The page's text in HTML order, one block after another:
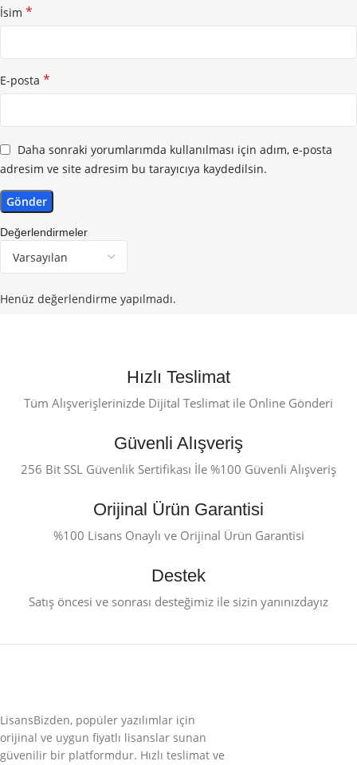
Değerlendirmeler
Henüz değerlendirme yapılmadı.
İsim *
E-posta *
Daha sonraki yorumlarımda kullanılması için adım, e-posta
adresim ve site adresim bu tarayıcıya kaydedilsin.
Hızlı Teslimat
Tüm Alışverişlerinizde Dijital Teslimat ile Online Gönderi
Güvenli Alışveriş
256 Bit SSL Güvenlik Sertifikası İle %100 Güvenli Alışveriş
Orijinal Ürün Garantisi
%100 Lisans Onaylı ve Orijinal Ürün Garantisi
Destek
Satış öncesi ve sonrası desteğimiz ile sizin yanınızdayız
LisansBizden, popüler yazılımlar için
orijinal ve uygun fiyatlı lisanslar sunan
güvenilir bir platformdur. Hızlı teslimat ve